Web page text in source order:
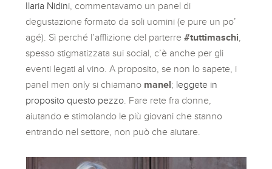
Ilaria Nidini , commentavamo un panel di
degustazione formato da soli uomini (e pure un po’
agé). Sì perché l’afflizione del parterre#tuttimaschi
spesso stigmatizzata sui social, c’è anche per gli
eventi legati al vino. A proposito, se non lo sapete, i
panel men only si chiamano manel; leggete in
proposito questo pezzo . Fare rete fra donne,
aiutando e stimolando le più giovani che stanno
entrando nel settore, non può che aiutare.